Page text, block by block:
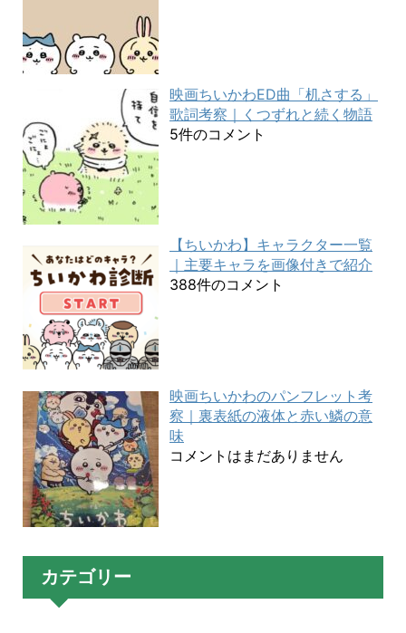
映画ちいかわED曲「机さする」
歌詞考察｜くつずれと続く物語
5件のコメント
【ちいかわ】キャラクター一覧
｜主要キャラを画像付きで紹介
388件のコメント
映画ちいかわのパンフレット考
察｜裏表紙の液体と赤い鱗の意
味
コメントはまだありません
カテゴリー